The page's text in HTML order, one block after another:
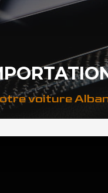
voiture